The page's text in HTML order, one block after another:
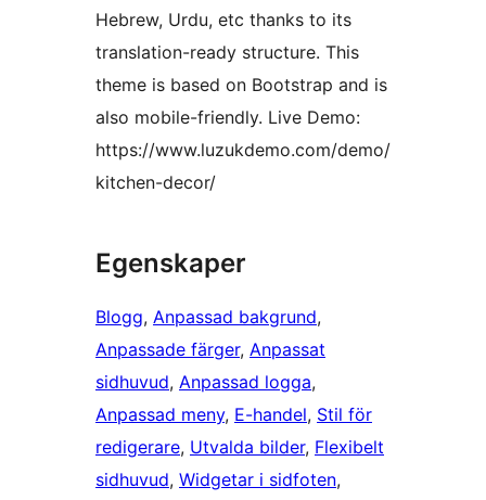
Hebrew, Urdu, etc thanks to its
translation-ready structure. This
theme is based on Bootstrap and is
also mobile-friendly. Live Demo:
https://www.luzukdemo.com/demo/
kitchen-decor/
Egenskaper
Blogg, Anpassad bakgrund
Anpassade färger, Anpassat
sidhuvud, Anpassad logga
Anpassad meny, E-handel, Stil för
redigerare, Utvalda bilder, Flexibelt
sidhuvud, Widgetar i sidfoten